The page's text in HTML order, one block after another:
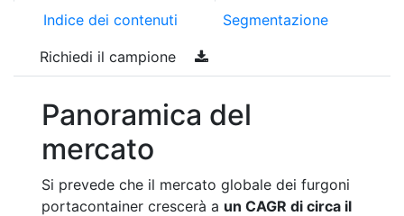
Indice dei contenuti Segmentazione
Richiedi il campione
Panoramica del
mercato
Si prevede che il mercato globale dei furgoni
portacontainer crescerà a un CAGR di circa il